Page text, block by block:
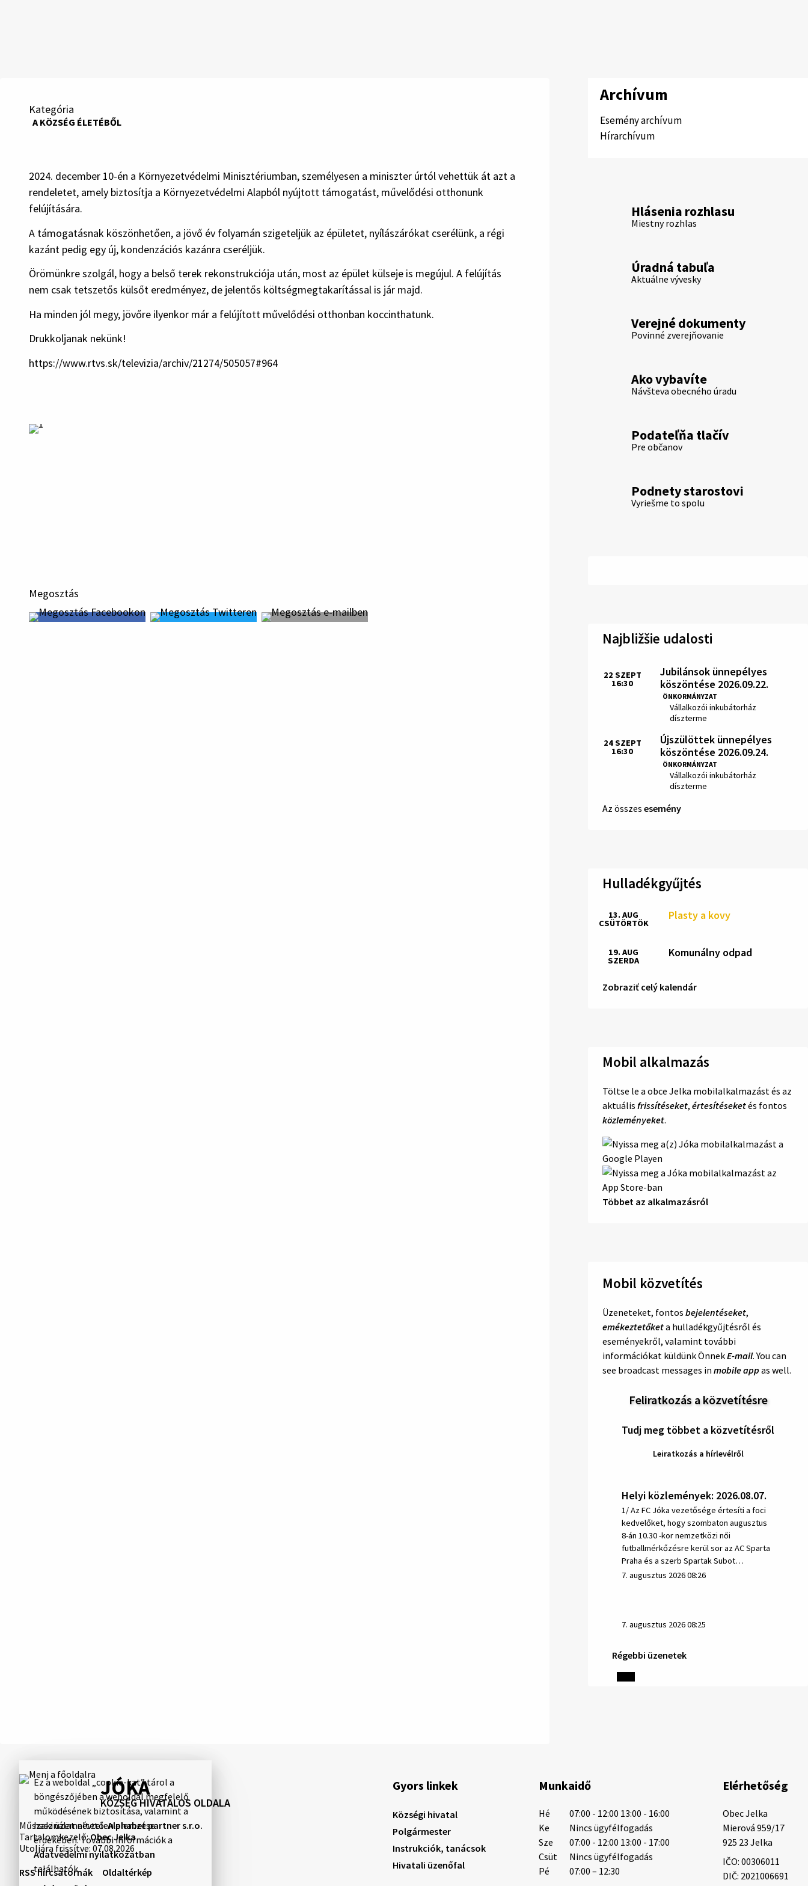
Ez a weboldal „cookie-kat” tárol a
böngészőjében a weboldal megfelelő
működésének biztosítása, valamint a
használat névtelen elemzése
érdekében. További információk a
Adatvédelmi nyilatkozatban
találhatók.
Kategória
A KÖZSÉG ÉLETÉBŐL
2024. december 10-én a Környezetvédelmi Minisztériumban, személyesen a miniszter úrtól vehettük át azt a
rendeletet, amely biztosítja a Környezetvédelmi Alapból nyújtott támogatást, művelődési otthonunk
felújítására.
A támogatásnak köszönhetően, a jövő év folyamán szigeteljük az épületet, nyílászárókat cserélünk, a régi
kazánt pedig egy új, kondenzációs kazánra cseréljük.
Örömünkre szolgál, hogy a belső terek rekonstrukciója után, most az épület külseje is megújul. A felújítás
nem csak tetszetős külsőt eredményez, de jelentős költségmegtakarítással is jár majd.
Ha minden jól megy, jövőre ilyenkor már a felújított művelődési otthonban koccinthatunk.
Drukkoljanak nekünk!
https://www.rtvs.sk/televizia/archiv/21274/505057#964
Megosztás
Archívum
Esemény archívum
Hírarchívum
Hlásenia rozhlasu
Miestny rozhlas
Úradná tabuľa
Aktuálne vývesky
Verejné dokumenty
Povinné zverejňovanie
Ako vybavíte
Návšteva obecného úradu
Podateľňa tlačív
Pre občanov
Podnety starostovi
Vyriešme to spolu
Najbližšie udalosti
Jubilánsok ünnepélyes
köszöntése 2026.09.22.
ÖNKORMÁNYZAT
Hely:
Vállalkozói inkubátorház
díszterme
Idő:
22 SZEPT
16:30
Újszülöttek ünnepélyes
köszöntése 2026.09.24.
ÖNKORMÁNYZAT
Hely:
Vállalkozói inkubátorház
díszterme
Idő:
24SZEPT
16:30
Az összes esemény
Hulladékgyűjtés
Plasty a kovy
13. AUG
CSÜTÖRTÖK
Komunálny odpad
19. AUG
SZERDA
Zobraziť celý kalendár
Mobil alkalmazás
Töltse le a obce Jelka mobilalkalmazást és az
aktuális frissítéseket, értesítéseketés fontos
közleményeket.
Többet az alkalmazásról
Mobil közvetítés
Üzeneteket, fontos bejelentéseket,
emékeztetőketa hulladékgyűjtésről és
eseményekről, valamint további
információkat küldünk ÖnnekE-mail. You can
see broadcast messages in mobile app as well.
Feliratkozás a közvetítésre
Tudj meg többet a közvetítésről
Leiratkozás a hírlevélről
Helyi közlemények: 2026.08.07.
1/ Az FC Jóka vezetősége értesíti a foci
kedvelőket, hogy szombaton augusztus
8-án 10.30 -kor nemzetközi női
futballmérkőzésre kerül sor az AC Sparta
Praha és a szerb Spartak Subot…
7. augusztus 2026 08:26
7. augusztus 2026 08:25
Helyi közlemények: 2026.08.06.
Helyi közlemények: 2026.08.05.
Gyászhirdetés: 2026.08.05. 1/ Tisztelt
Lakosság! Mély fájdalommal tudatjuk
Régebbi üzenetek
JÓKA
KÖZSÉG HIVATALOS OLDALA
Műszaki üzemeltető:Alphabet partner s.r.o.
Tartalomkezelő:Obec Jelka
Utoljára frissítve: 07.08.2026
RSS hírcsatornák
Oldaltérkép
Gyors linkek
Községi hivatal
Polgármester
Instrukciók, tanácsok
Hivatali üzenőfal
Munkaidő
Hé
07:00 - 12:00 13:00 - 16:00
Ke
Nincs ügyfélfogadás
Sze
07:00 - 12:00 13:00 - 17:00
Csüt
Nincs ügyfélfogadás
Pé
07:00 – 12:30
Elérhetőség
Obec Jelka
Mierová 959/17
925 23 Jelka
IČO: 00306011
DIČ: 2021006691